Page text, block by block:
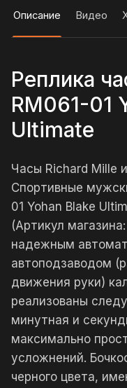
Описание Видео
Реплика
RM061-01
Ultimate
Часы Richard Mille
Спортивные
01 Yohan Blake
(Артикул
надежным
автоподзаводом
движения руки)
реализованы
минутная и
максимально
усложнений.
черного цвета,